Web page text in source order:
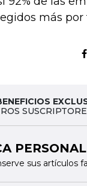
más
PERSONAL
sus artículos